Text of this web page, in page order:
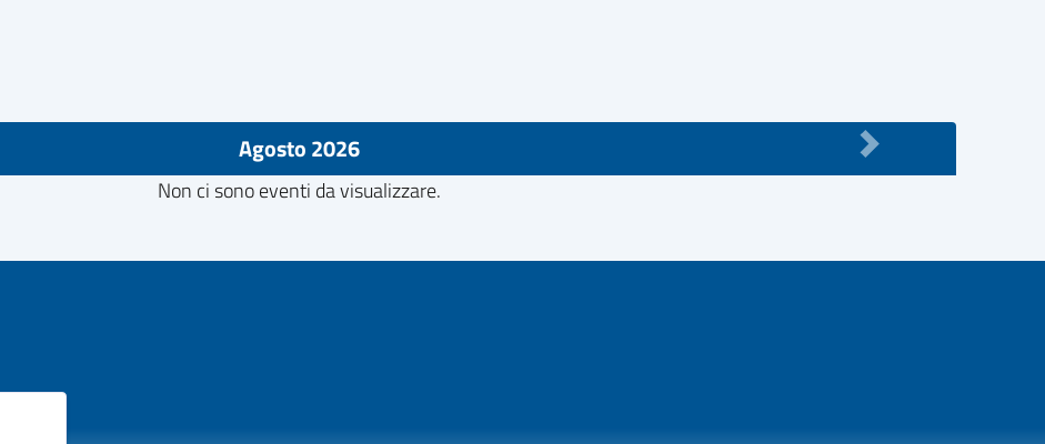
Agosto 2026
Non ci sono eventi da visualizzare.